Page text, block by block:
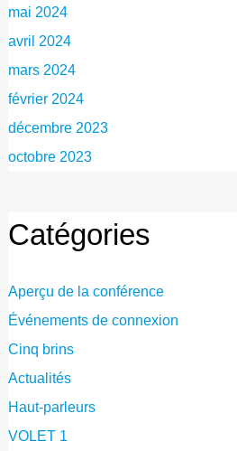
mai 2024
avril 2024
mars 2024
février 2024
décembre 2023
octobre 2023
Catégories
Aperçu de la conférence
Événements de connexion
Cinq brins
Actualités
Haut-parleurs
VOLET 1